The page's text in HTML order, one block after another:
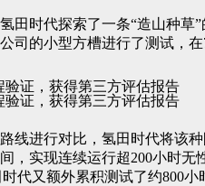
田时代探索了一条“造山种
司的小型方槽进行了测试，
线进行对比，氢田时代将该
实现连续运行超200小时无
代又额外累积测试了约800